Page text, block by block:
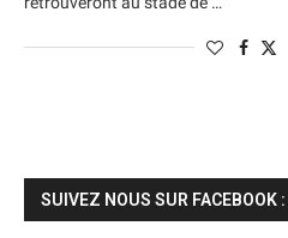
SUIVEZ NOUS SUR FACEBOOK :